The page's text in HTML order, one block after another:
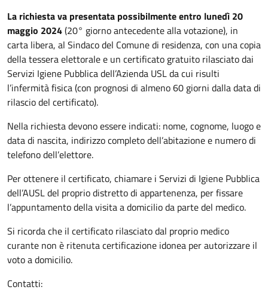
La richiesta va presentata possibilmente entro lunedì 20
maggio 2024(20° giorno antecedente alla votazione), in
carta libera, al Sindaco del Comune di residenza, con una copia
della tessera elettorale e un certificato gratuito rilasciato dai
Servizi Igiene Pubblica dell’Azienda USL da cui risulti
l’infermità fisica (con prognosi di almeno 60 giorni dalla data di
rilascio del certificato).
Nella richiesta devono essere indicati: nome, cognome, luogo e
data di nascita, indirizzo completo dell’abitazione e numero di
telefono dell’elettore.
Per ottenere il certificato, chiamare i Servizi di Igiene Pubblica
dell’AUSL del proprio distretto di appartenenza, per fissare
l’appuntamento della visita a domicilio da parte del medico.
Si ricorda che il certificato rilasciato dal proprio medico
curante non è ritenuta certificazione idonea per autorizzare il
voto a domicilio.
Contatti: